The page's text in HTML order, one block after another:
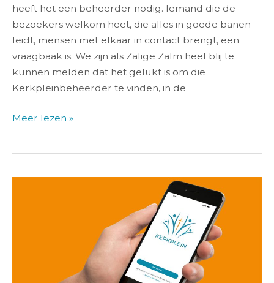
heeft het een beheerder nodig. Iemand die de
bezoekers welkom heet, die alles in goede banen
leidt, mensen met elkaar in contact brengt, een
vraagbaak is. We zijn als Zalige Zalm heel blij te
kunnen melden dat het gelukt is om die
Kerkpleinbeheerder te vinden, in de
Meer lezen »